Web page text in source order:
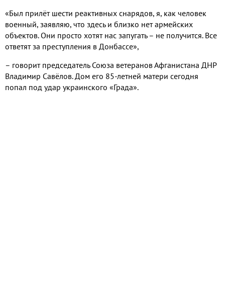
«Был прилёт шести реактивных снарядов, я, как человек
военный, заявляю, что здесь и близко нет армейских
объектов. Они просто хотят нас запугать – не получится. Все
ответят за преступления в Донбассе»,
– говорит председатель Союза ветеранов Афганистана ДНР
Владимир Савёлов. Дом его 85-летней матери сегодня
попал под удар украинского «Града».